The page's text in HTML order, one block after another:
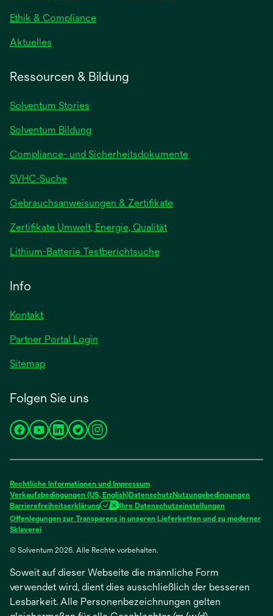
Ethik & Compliance
Aktuelles
Ressourcen & Bildung
Solventum Stories
Solventum Bildung
Compliance- und Sicherheitsdokumente
SVHC-Suche
Gebrauchsanweisungen & Zertifikatewird
Zertifikate Umwelt, Energie, Qualität
Lithium-Batterie Testberichtsuchewird
Info
Kontakt
Partner Portal Login
Sitemap
Folgen Sie uns
wird
neuen
Registerkarte
geöffnet
wird
neuen
Registerkarte
geöffnet
wird
neuen
Registerkarte
geöffnet
wird
neuen
Registerkarte
geöffnet
wird
neuen
Registerkarte
geöffnet
Rechtliche Informationen und Impressum
Verkaufsbedingungen (US, English)DatenschutzNutzungsbedingungen
Barrierefreiheitserklärung
Ihre Datenschutzeinstellungen
Offenlegungen zur Transparenz in unseren Lieferketten und zu moderner
Sklavereiwird
einer
Registerkarte
geöffnet
© Solventum 2026. Alle Rechte vorbehalten.
Soweit auf dieser Webseite die männliche Form
verwendet wird, dient dies ausschließlich der besseren
Lesbarkeit. Alle Personenbezeichnungen gelten